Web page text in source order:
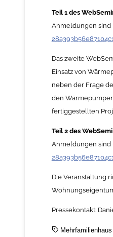
Teil 1 des
Anmeldungen sind
Das zweite
Einsatz von
neben der Frage
den
fertiggestellten
Teil 2 des
Anmeldungen sind
Die Veranstaltung
Pressekontakt:
Mehrfamilienhaus